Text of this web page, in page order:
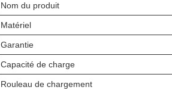
Nom du produit
Matériel
Garantie
Capacité de charge
Rouleau de chargement